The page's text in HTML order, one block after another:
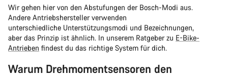
Wir gehen hier von den Abstufungen der Bosch-Modi aus.
Andere Antriebshersteller verwenden
unterschiedliche Unterstützungsmodi und Bezeichnungen,
aber das Prinzip ist ähnlich. In unserem Ratgeber zu E-Bike-
Antrieben findest du das richtige System für dich.
Warum Drehmomentsensoren den